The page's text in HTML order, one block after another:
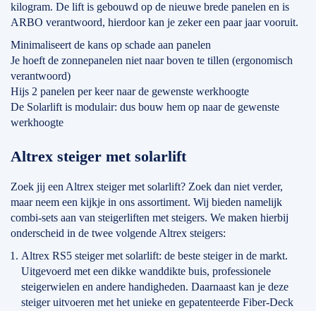
kilogram. De lift is gebouwd op de nieuwe brede panelen en is
ARBO verantwoord, hierdoor kan je zeker een paar jaar vooruit.
Minimaliseert de kans op schade aan panelen
Je hoeft de zonnepanelen niet naar boven te tillen (ergonomisch
verantwoord)
Hijs 2 panelen per keer naar de gewenste werkhoogte
De Solarlift is modulair: dus bouw hem op naar de gewenste
werkhoogte
Altrex steiger met solarlift
Zoek jij een Altrex steiger met solarlift? Zoek dan niet verder,
maar neem een kijkje in ons assortiment. Wij bieden namelijk
combi-sets aan van steigerliften met steigers. We maken hierbij
onderscheid in de twee volgende Altrex steigers:
Altrex RS5 steiger met solarlift: de beste steiger in de markt.
Uitgevoerd met een dikke wanddikte buis, professionele
steigerwielen en andere handigheden. Daarnaast kan je deze
steiger uitvoeren met het unieke en gepatenteerde Fiber-Deck